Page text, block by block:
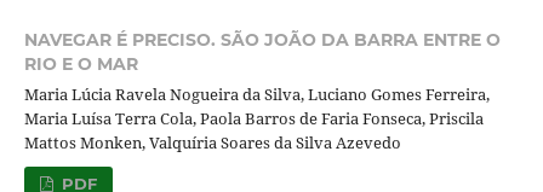
NAVEGAR É PRECISO. SÃO JOÃO DA BARRA ENTRE O
RIO E O MAR
Maria Lúcia Ravela Nogueira da Silva, Luciano Gomes Ferreira,
Maria Luísa Terra Cola, Paola Barros de Faria Fonseca, Priscila
Mattos Monken, Valquíria Soares da Silva Azevedo
PDF